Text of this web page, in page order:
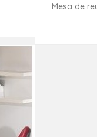
Mesa de